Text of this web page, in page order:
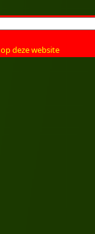
op deze website